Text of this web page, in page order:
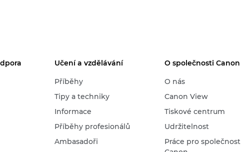
Učení a vzdělávání
Příběhy
Tipy a techniky
Informace
Příběhy profesionálů
Ambasadoři
O společnosti Canon
O nás
Canon View
Tiskové centrum
Udržitelnost
Práce pro společnost